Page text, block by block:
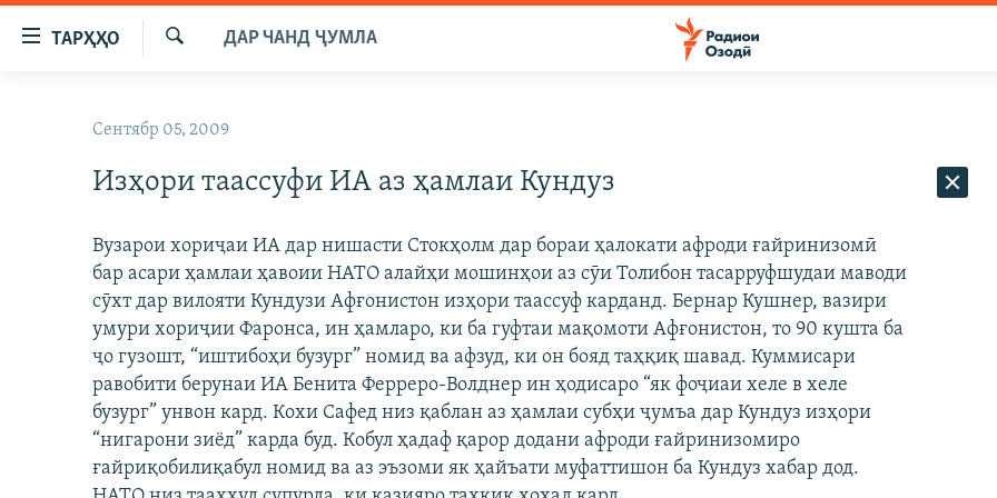
Пайвандҳои
дастрасӣ
ТАРҲҲО
ИҚТИСОД
ҚАЗИЯИ "КРОКУС"
ОСИЁИ МАРКАЗӢ
ФАРҲАНГ
МЕҲМОНИ ОЗОДӢ
ВАРЗИШ
ГАПИ ОЗОД
РӮЗГОРИ МУҲОҶИР
ТАҲҚИҚОТ
ҶАНГ ДАР УКРАИНА
НАЗАРИ МАРДУМ
БЛОГИСТОН
ОЗОДӢ ОНЛАЙН
ЧАНДРАСОНАӢ
НИГОРИСТОН
РӮЙХАТҲО
КИТОБҲОИ ОЗОДӢ
ДАР ЧАНД ҶУМЛА
Сентябр 05, 2009
Изҳори таассуфи ИА аз ҳамлаи Кундуз
Вузарои хориҷаи ИА дар нишасти Стокҳолм дар бораи ҳалокати афроди ғайринизомӣ
бар асари ҳамлаи ҳавоии НАТО алайҳи мошинҳои аз сӯи Толибон тасарруфшудаи маводи
сӯхт дар вилояти Кундузи Афғонистон изҳори таассуф карданд. Бернар Кушнер, вазири
умури хориҷии Фаронса, ин ҳамларо, ки ба гуфтаи мақомоти Афғонистон, то 90 кушта ба
ҷо гузошт, “иштибоҳи бузург” номид ва афзуд, ки он бояд таҳқиқ шавад. Куммисари
равобити берунаи ИА Бенита Ферреро-Волднер ин ҳодисаро “як фоҷиаи хеле в хеле
бузург” унвон кард. Кохи Сафед низ қаблан аз ҳамлаи субҳи ҷумъа дар Кундуз изҳори
“нигарони зиёд” карда буд. Кобул ҳадаф қарор додани афроди ғайринизомиро
ғайриқобилиқабул номид ва аз эъзоми як ҳайъати муфаттишон ба Кундуз хабар дод.